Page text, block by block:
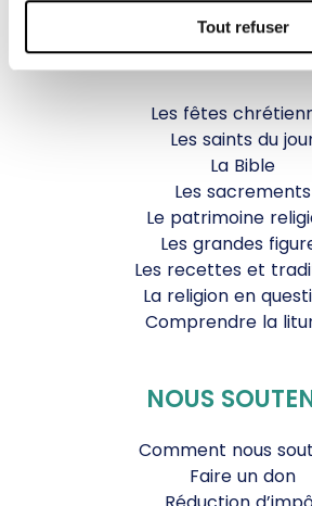
Tout refuser
VIE
Les fêtes
Les saints du
La Bible
Les sacrements
Le patrimoine
Les grandes
Les recettes et
La religion en
Comprendre la
NOUS
Comment nous
Faire un don